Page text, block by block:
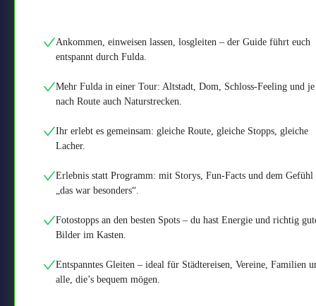
Ankommen, einweisen lassen, losgleiten – der Guide führt euch
entspannt durch Fulda.
Mehr Fulda in einer Tour: Altstadt, Dom, Schloss-Feeling und je
nach Route auch Naturstrecken.
Ihr erlebt es gemeinsam: gleiche Route, gleiche Stopps, gleiche
Lacher.
Erlebnis statt Programm: mit Storys, Fun-Facts und dem Gefühl
„das war besonders“.
Fotostopps an den besten Spots – du hast Energie und richtig
Bilder im Kasten.
Entspanntes Gleiten – ideal für Städtereisen, Vereine, Familien
alle, die’s bequem mögen.